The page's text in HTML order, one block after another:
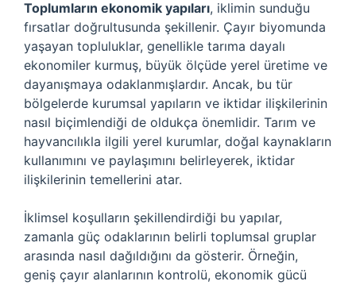
Toplumların ekonomik yapıları, iklimin sunduğu
fırsatlar doğrultusunda şekillenir. Çayır biyomunda
yaşayan topluluklar, genellikle tarıma dayalı
ekonomiler kurmuş, büyük ölçüde yerel üretime ve
dayanışmaya odaklanmışlardır. Ancak, bu tür
bölgelerde kurumsal yapıların ve iktidar ilişkilerinin
nasıl biçimlendiği de oldukça önemlidir. Tarım ve
hayvancılıkla ilgili yerel kurumlar, doğal kaynakların
kullanımını ve paylaşımını belirleyerek, iktidar
ilişkilerinin temellerini atar.
İklimsel koşulların şekillendirdiği bu yapılar,
zamanla güç odaklarının belirli toplumsal gruplar
arasında nasıl dağıldığını da gösterir. Örneğin,
geniş çayır alanlarının kontrolü, ekonomik gücü